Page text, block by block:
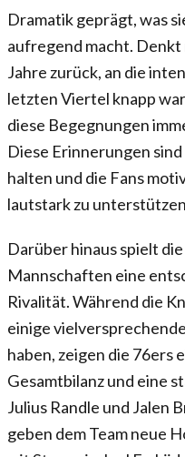
Dramatik geprägt, was
aufregend macht. Denkt
Jahre zurück, an die
letzten Viertel knapp
diese Begegnungen
Diese Erinnerungen
halten und die Fans
lautstark zu
Darüber hinaus spielt
Mannschaften eine
Rivalität. Während die
einige
haben, zeigen die 76ers
Gesamtbilanz und eine
Julius Randle und Jalen
geben dem Team neue